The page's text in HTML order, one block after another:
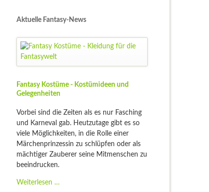
Aktuelle Fantasy-News
Fantasy Kostüme - Kostümideen und
Gelegenheiten
Vorbei sind die Zeiten als es nur Fasching
und Karneval gab. Heutzutage gibt es so
viele Möglichkeiten, in die Rolle einer
Märchenprinzessin zu schlüpfen oder als
mächtiger Zauberer seine Mitmenschen zu
beeindrucken.
Weiterlesen …Fantasy